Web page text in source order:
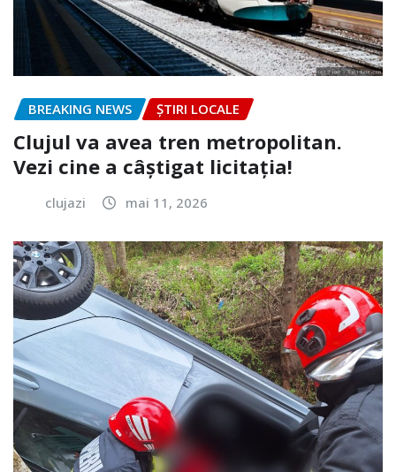
BREAKING NEWS ȘTIRI LOCALE
Clujul va avea tren metropolitan.
Vezi cine a câștigat licitația!
clujazi mai 11, 2026